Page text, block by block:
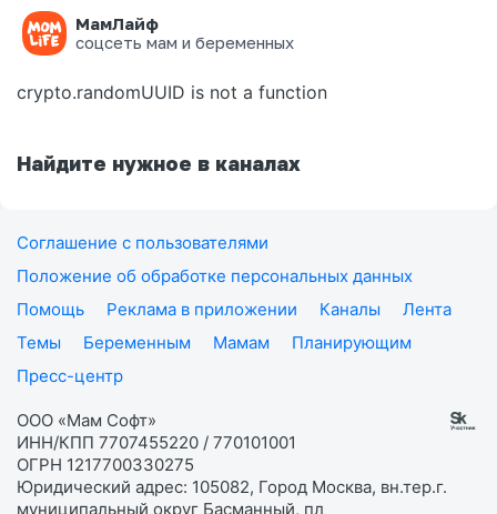
МамЛайф
соцсеть мам и беременных
Ошибка на странице
crypto.randomUUID is not a function
Найдите нужное в каналах
Соглашение с пользователями
Положение об обработке персональных данных
Помощь
Реклама в приложении Каналы
Лента
Темы
Беременным Мамам
Планирующим
Пресс-центр
ООО «Мам Софт»
ИНН/КПП 7707455220 / 770101001
ОГРН 1217700330275
Юридический адрес: 105082, Город Москва, вн.тер.г.
муниципальный округ Басманный, пл